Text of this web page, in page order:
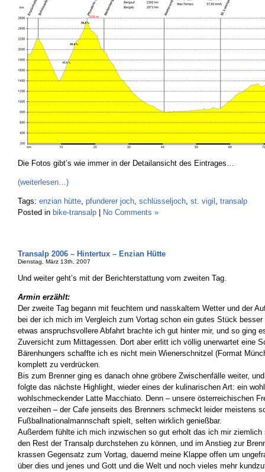
Die Fotos gibt’s wie immer in der Detailansicht des Eintrages…
(weiterlesen…)
Tags: enzian hütte, pfunderer joch, schlüsseljoch, st. vigil , transalp
Posted in bike-transalp No Comments »
Transalp 2006 – Hintertux – Enzian Hütte
Dienstag, März 13th, 2007
Und weiter geht’s mit der Berichterstattung vom zweiten Tag.
Armin erzählt:
Der zweite Tag begann mit feuchtem und nasskaltem Wetter und der
bei der ich mich im Vergleich zum Vortag schon ein gutes Stück
etwas anspruchsvollere Abfahrt brachte ich gut hinter mir, und so ging
Zuversicht zum Mittagessen. Dort aber erlitt ich völlig unerwartet eine
Bärenhungers schaffte ich es nicht mein Wienerschnitzel (Format
komplett zu verdrücken.
Bis zum Brenner ging es danach ohne gröbere Zwischenfälle weiter,
folgte das nächste Highlight, wieder eines der kulinarischen Art: ein
wohlschmeckender Latte Macchiato. Denn – unsere österreichischen
verzeihen – der Cafe jenseits des Brenners schmeckt leider meistens
Fußballnationalmannschaft spielt, selten wirklich genießbar.
Außerdem fühlte ich mich inzwischen so gut erholt das ich mir ziemlich
den Rest der Transalp durchstehen zu können, und im Anstieg zur
krassen Gegensatz zum Vortag, dauernd meine Klappe offen um
über dies und jenes und Gott und die Welt und noch vieles mehr